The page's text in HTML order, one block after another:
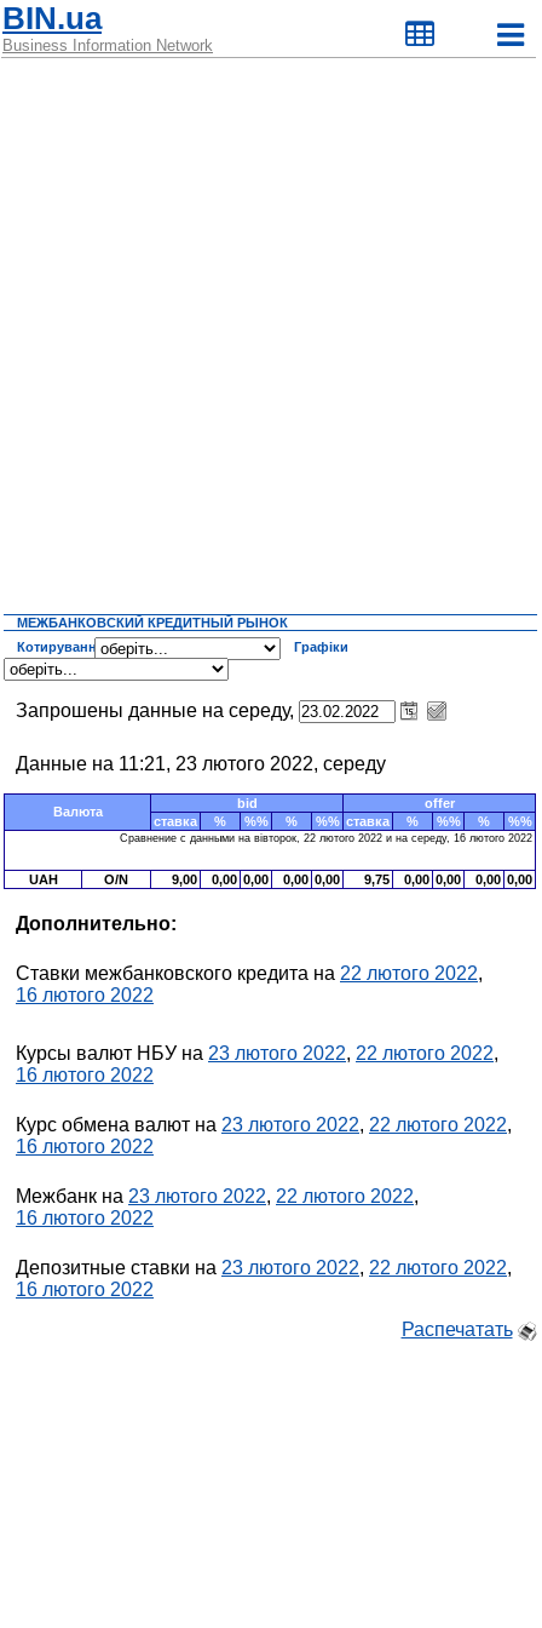
BIN.ua
Business Information Network
МЕЖБАНКОВСКИЙ КРЕДИТНЫЙ РЫНОК
Котирування
Графіки
Запрошены данные на середу,
Данные на 11:21, 23 лютого 2022, середу
Валюта
bid
offer
ставка
% %% % %% ставка % %% % %%
Сравнение с данными на вівторок, 22 лютого 2022 и на середу, 16 лютого 2022
UAH O/N 9,00 0,00 0,00 0,00 0,00 9,75 0,00 0,00 0,00 0,00
Дополнительно:
Ставки межбанковского кредита на 22 лютого 2022,
16 лютого 2022
Курсы валют НБУ на 23 лютого 2022, 22 лютого 2022,
16 лютого 2022
Курс обмена валют на 23 лютого 2022, 22 лютого 2022,
16 лютого 2022
Межбанк на 23 лютого 2022, 22 лютого 2022,
16 лютого 2022
Депозитные ставки на 23 лютого 2022, 22 лютого 2022,
16 лютого 2022
Распечатать